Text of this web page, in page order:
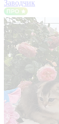
Заводчик